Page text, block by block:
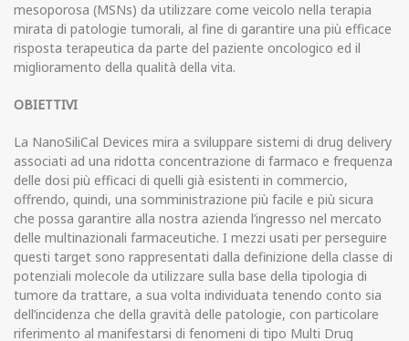
mesoporosa (MSNs) da utilizzare come veicolo nella terapia
mirata di patologie tumorali, al fine di garantire una più efficace
risposta terapeutica da parte del paziente oncologico ed il
miglioramento della qualità della vita.
OBIETTIVI
La NanoSiliCal Devices mira a sviluppare sistemi di drug delivery
associati ad una ridotta concentrazione di farmaco e frequenza
delle dosi più efficaci di quelli già esistenti in commercio,
offrendo, quindi, una somministrazione più facile e più sicura
che possa garantire alla nostra azienda l’ingresso nel mercato
delle multinazionali farmaceutiche. I mezzi usati per perseguire
questi target sono rappresentati dalla definizione della classe di
potenziali molecole da utilizzare sulla base della tipologia di
tumore da trattare, a sua volta individuata tenendo conto sia
dell’incidenza che della gravità delle patologie, con particolare
riferimento al manifestarsi di fenomeni di tipo Multi Drug